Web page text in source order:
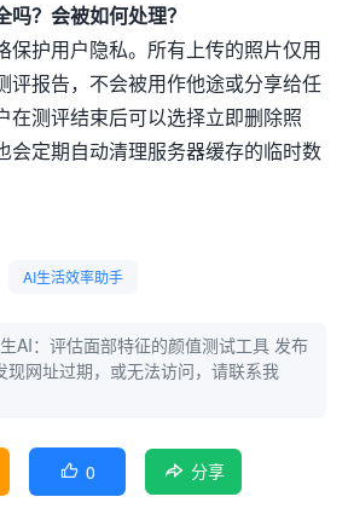
吗？会被如何处理？
保护用户隐私。所有上传的照片仅用
评报告，不会被用作他途或分享给任
在测评结束后可以选择立即删除照
会定期自动清理服务器缓存的临时数
AI生活效率助手
AI：评估面部特征的颜值测试工具 发布
网址过期，或无法访问，请联系我
 0 分享